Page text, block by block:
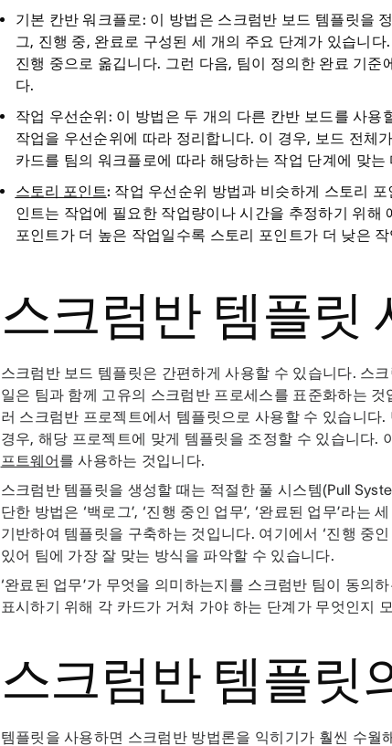
기본 칸반 워크플로 : 이 방법은 스크럼반 보드 템플릿을
그, 진행 중, 완료로 구성된 세 개의 주요 단계가 있습니
진행 중으로 옮깁니다. 그런 다음, 팀이 정의한 완료 기
다.
작업 우선순위 : 이 방법은 두 개의 다른 칸반 보드를 사
작업을 우선순위에 따라 정리합니다. 이 경우, 보드 전체가
카드를 팀의 워크플로에 따라 해당하는 작업 단계에 맞
스토리 포인트: 작업 우선순위 방법과 비슷하게 스토리
인트는 작업에 필요한 작업량이나 시간을 추정하기 위해
포인트가 더 높은 작업일수록 스토리 포인트가 더 낮은
스크럼반 템플릿
스크럼반 보드 템플릿은 간편하게 사용할 수 있습니다. 스
일은 팀과 함께 고유의 스크럼반 프로세스를 표준화하는
러 스크럼반 프로젝트에서 템플릿으로 사용할 수 있습니
경우, 해당 프로젝트에 맞게 템플릿을 조정할 수 있습니다.
프트웨어를 사용하는 것입니다.
스크럼반 템플릿을 생성할 때는 적절한 풀 시스템(Pull
단한 방법은 ‘백로그’, ‘진행 중인 업무’, ‘완료된 업무’라
기반하여 템플릿을 구축하는 것입니다. 여기에서 ‘진행 중
있어 팀에 가장 잘 맞는 방식을 파악할 수 있습니다.
‘완료된 업무’가 무엇을 의미하는지를 스크럼반 팀이 동의
표시하기 위해 각 카드가 거쳐 가야 하는 단계가 무엇인지
스크럼반 템플릿
템플릿을 사용하면 스크럼반 방법론을 익히기가 훨씬 수